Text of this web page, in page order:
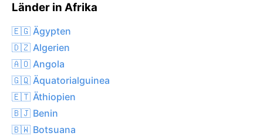
Länder in Afrika
🇪🇬 Ägypten
🇩🇿 Algerien
🇦🇴 Angola
🇬🇶 Äquatorialguinea
🇪🇹 Äthiopien
🇧🇯 Benin
🇧🇼 Botsuana